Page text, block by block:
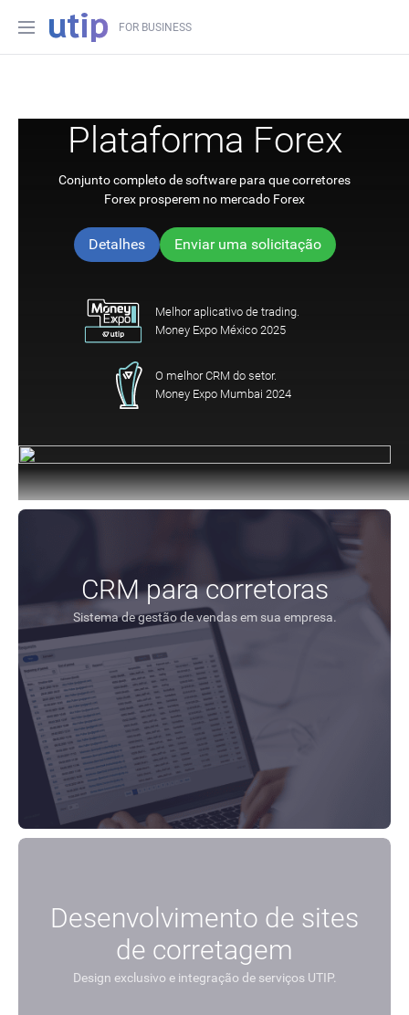
FOR BUSINESS
Plataforma Forex
Conjunto completo de software para que corretores
Forex prosperem no mercado Forex
Detalhes Enviar uma solicitação
Melhor aplicativo de trading.
Money Expo México 2025
O melhor CRM do setor.
Money Expo Mumbai 2024
Desenvolvimento de sites
de corretagem
Design exclusivo e integração de serviços UTIP.
CRM para corretoras
Sistema de gestão de vendas em sua empresa.